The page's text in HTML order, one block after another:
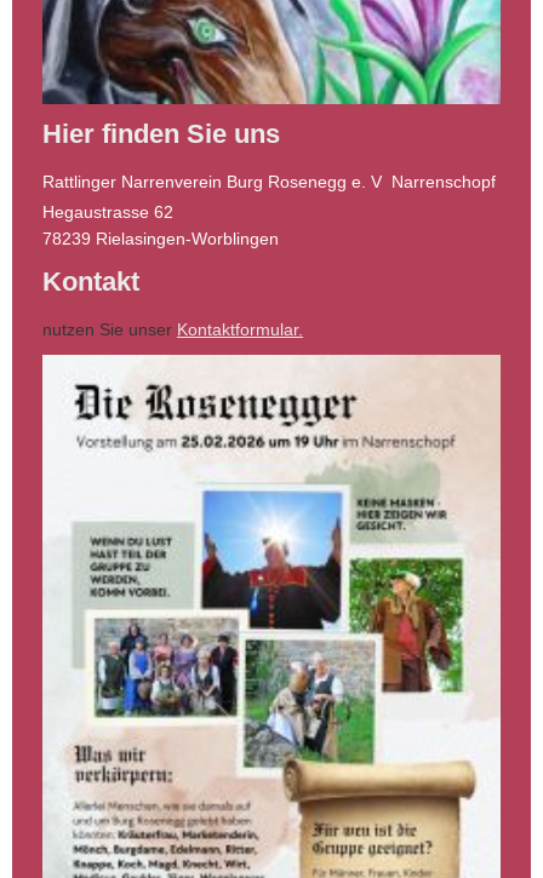
Hier finden Sie uns
Rattlinger Narrenverein Burg Rosenegg e. V Narrenschopf
Hegaustrasse 62
78239 Rielasingen-Worblingen
Kontakt
nutzen Sie unser Kontaktformular.